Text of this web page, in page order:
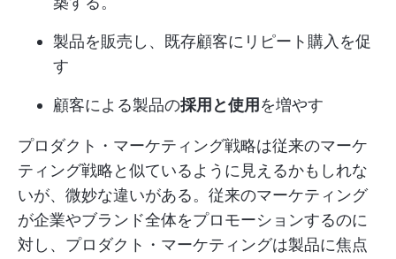
製品を販売し、既存顧客にリピート購入を促
す
顧客による製品の採用と使用 を増やす
プロダクト・マーケティング戦略は従来のマーケ
ティング戦略と似ているように見えるかもしれな
いが、微妙な違いがある。従来のマーケティング
が企業やブランド全体をプロモーションするのに
対し、プロダクト・マーケティングは製品に焦点